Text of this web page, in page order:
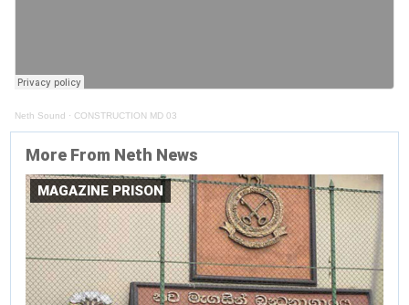
Neth Sound · CONSTRUCTION MD 03
More From Neth News
MAGAZINE PRISON